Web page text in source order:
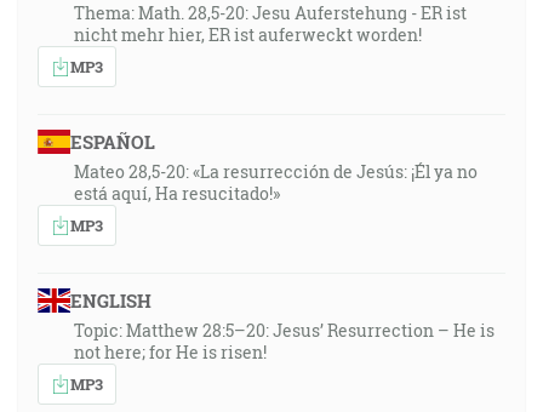
Thema: Math. 28,5-20: Jesu Auferstehung - ER ist
nicht mehr hier, ER ist auferweckt worden!
MP3
ESPAÑOL
Mateo 28,5-20: «La resurrección de Jesús: ¡Él ya no
está aquí, Ha resucitado!»
MP3
ENGLISH
Topic: Matthew 28:5–20: Jesus’ Resurrection – He is
not here; for He is risen!
MP3